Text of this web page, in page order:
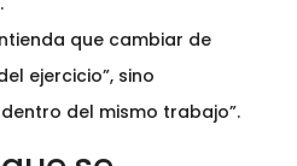
que cambiar de
ejercicio”, sino
del mismo trabajo”.